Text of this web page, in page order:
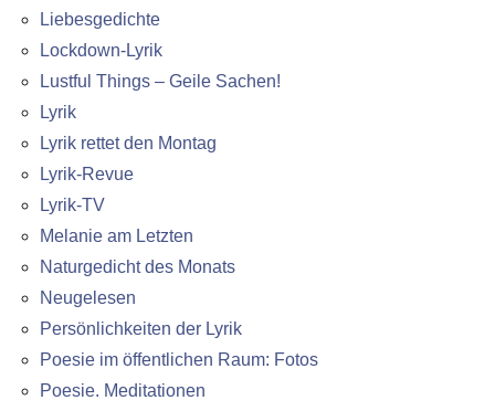
Liebesgedichte
Lockdown-Lyrik
Lustful Things – Geile Sachen!
Lyrik
Lyrik rettet den Montag
Lyrik-Revue
Lyrik-TV
Melanie am Letzten
Naturgedicht des Monats
Neugelesen
Persönlichkeiten der Lyrik
Poesie im öffentlichen Raum: Fotos
Poesie. Meditationen